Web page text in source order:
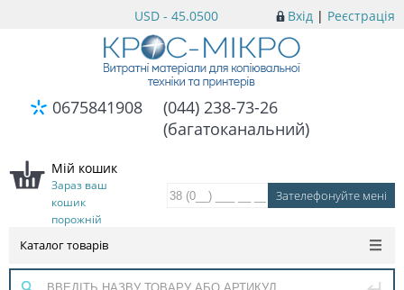
Вхід | Реєстрація
USD - 45.0500
0675841908
(044) 238-73-26
(багатоканальний)
Мій кошик
Зараз ваш
кошик
порожній
Каталог товарів